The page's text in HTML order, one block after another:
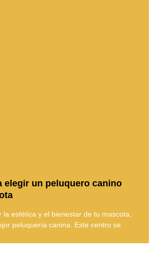
elegir un peluquero canino
la estética y el bienestar de tu mascota,
peluquería canina. Este centro se